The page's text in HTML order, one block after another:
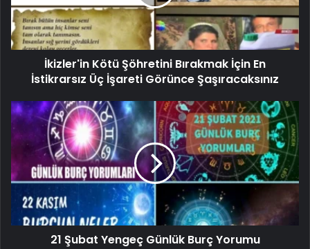
İkizler'in Kötü Şöhretini Bırakmak İçin En
İstikrarsız Üç İşareti Görünce Şaşıracaksınız
21 Şubat Yengeç Günlük Burç Yorumu